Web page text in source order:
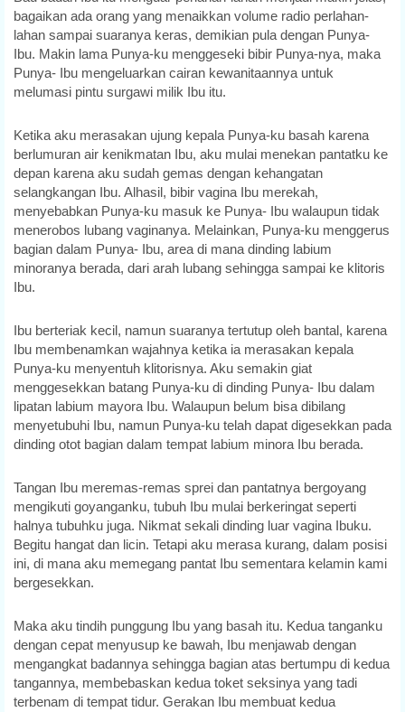
bagaikan ada orang yang menaikkan volume radio perlahan-
lahan sampai suaranya keras, demikian pula dengan Punya-
Ibu. Makin lama Punya-ku menggeseki bibir Punya-nya, maka
Punya- Ibu mengeluarkan cairan kewanitaannya untuk
melumasi pintu surgawi milik Ibu itu.
Ketika aku merasakan ujung kepala Punya-ku basah karena
berlumuran air kenikmatan Ibu, aku mulai menekan pantatku ke
depan karena aku sudah gemas dengan kehangatan
selangkangan Ibu. Alhasil, bibir vagina Ibu merekah,
menyebabkan Punya-ku masuk ke Punya- Ibu walaupun tidak
menerobos lubang vaginanya. Melainkan, Punya-ku menggerus
bagian dalam Punya- Ibu, area di mana dinding labium
minoranya berada, dari arah lubang sehingga sampai ke klitoris
Ibu.
Ibu berteriak kecil, namun suaranya tertutup oleh bantal, karena
Ibu membenamkan wajahnya ketika ia merasakan kepala
Punya-ku menyentuh klitorisnya. Aku semakin giat
menggesekkan batang Punya-ku di dinding Punya- Ibu dalam
lipatan labium mayora Ibu. Walaupun belum bisa dibilang
menyetubuhi Ibu, namun Punya-ku telah dapat digesekkan pada
dinding otot bagian dalam tempat labium minora Ibu berada.
Tangan Ibu meremas-remas sprei dan pantatnya bergoyang
mengikuti goyanganku, tubuh Ibu mulai berkeringat seperti
halnya tubuhku juga. Nikmat sekali dinding luar vagina Ibuku.
Begitu hangat dan licin. Tetapi aku merasa kurang, dalam posisi
ini, di mana aku memegang pantat Ibu sementara kelamin kami
bergesekkan.
Maka aku tindih punggung Ibu yang basah itu. Kedua tanganku
dengan cepat menyusup ke bawah, Ibu menjawab dengan
mengangkat badannya sehingga bagian atas bertumpu di kedua
tangannya, membebaskan kedua toket seksinya yang tadi
terbenam di tempat tidur. Gerakan Ibu membuat kedua